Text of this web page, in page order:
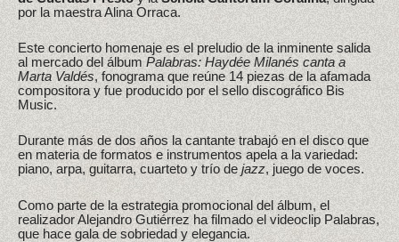
por la maestra Alina Orraca.
Este concierto homenaje es el preludio de la inminente salida
al mercado del álbumPalabras: Haydée Milanés canta a
Marta Valdés, fonograma que reúne 14 piezas de la afamada
compositora y fue producido por el sello discográfico Bis
Music.
Durante más de dos años la cantante trabajó en el disco que
en materia de formatos e instrumentos apela a la variedad:
piano, arpa, guitarra, cuarteto y trío dejazz, juego de voces.
Como parte de la estrategia promocional del álbum, el
realizador Alejandro Gutiérrez ha filmado el videoclip Palabras,
que hace gala de sobriedad y elegancia.